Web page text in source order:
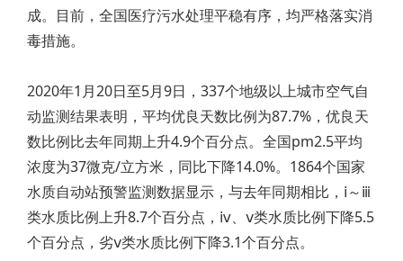
成。目前，全国医疗污水处理平稳有序，均严格落实消
毒措施。
2020年1月20日至5月9日，337个地级以上城市空气自
动监测结果表明，平均优良天数比例为87.7%，优良天
数比例比去年同期上升4.9个百分点。全国pm2.5平均
浓度为37微克/立方米，同比下降14.0%。1864个国家
水质自动站预警监测数据显示，与去年同期相比，ⅰ～ⅲ
类水质比例上升8.7个百分点，ⅳ、ⅴ类水质比例下降5.5
个百分点，劣ⅴ类水质比例下降3.1个百分点。